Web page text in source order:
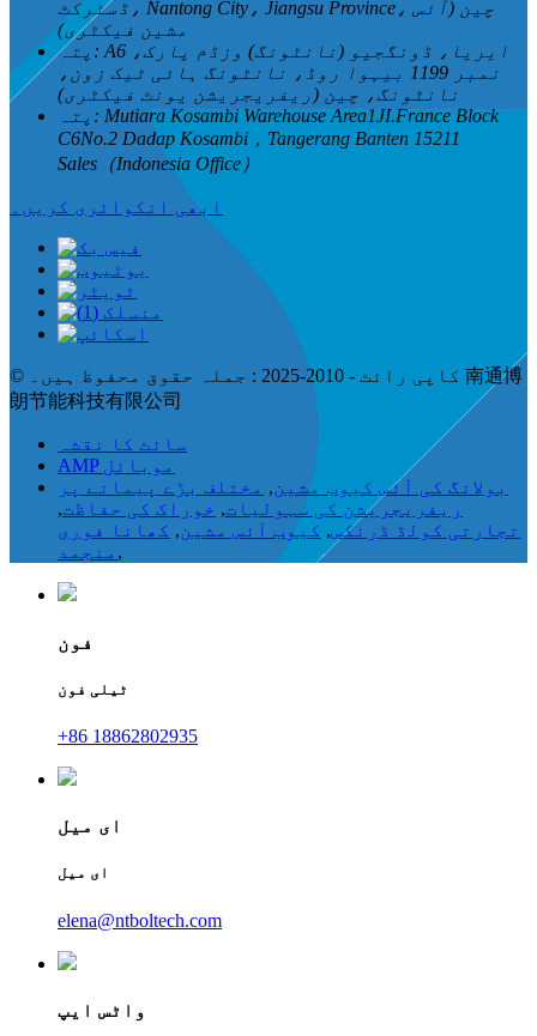
ڈسٹرکٹ، Nantong City، Jiangsu Province، چین (آئس
مشین فیکٹری)
پتہ: A6 ایریا، ڈونگجیو (نانٹونگ) وزڈم پارک،
نمبر 1199 بیہوا روڈ، نانٹونگ ہائی ٹیک زون،
نانٹونگ، چین (ریفریجریشن یونٹ فیکٹری)
پتہ: Mutiara Kosambi Warehouse Area1JI.France Block
C6No.2 Dadap Kosambi，Tangerang Banten 15211
Sales（Indonesia Office）
ابھی انکوائری کریں۔
© کاپی رائٹ - 2010-2025 : جملہ حقوق محفوظ ہیں۔ 南通博
朗节能科技有限公司
سائٹ کا نقشہ
AMP موبائل
بولانگ کی آئس کیوب مشین, مختلف بڑے پیمانے پر
ریفریجریشن کی سہولیات, خوراک کی حفاظت,
تجارتی کولڈ ڈرنکس, کیوب آئس مشین, کھانا فوری
منجمد ,
فون
ٹیلی فون
+86 18862802935
ای میل
ای میل
elena@ntboltech.com
واٹس ایپ